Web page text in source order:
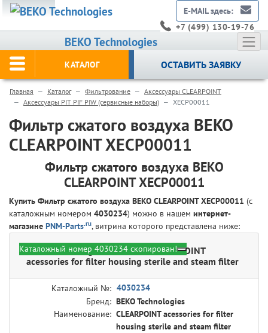
BEKO Technologies
E-MAIL здесь:
+7 (499) 130-19-76
КАТАЛОГ ОСТАВИТЬ ЗАЯВКУ
Главная Каталог Фильтрование
Аксессуары CLEARPOINT
Аксессуары PIT PIF PIW (сервисные наборы)
XECP00011
Фильтр сжатого воздуха BEKO
CLEARPOINT XECP00011
Фильтр сжатого воздуха BEKO
CLEARPOINT XECP00011
Купить Фильтр сжатого воздуха BEKO CLEARPOINT XECP00011 (с
каталожным номером 4030234) можно в нашем интернет-
магазине PNM-Parts.ru, витрина которого представлена ниже:
BEKO Technologies 4030234 - CLEARPOINT
acessories for filter housing sterile and steam filter
Каталожный №: 4030234
Бренд: BEKO Technologies
Наименование: CLEARPOINT acessories for filter
housing sterile and steam filter
Каталожный номер 4030234 скопирован!